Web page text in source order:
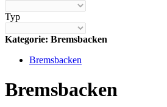
Typ
Kategorie: Bremsbacken
Bremsbacken
Bremsbacken